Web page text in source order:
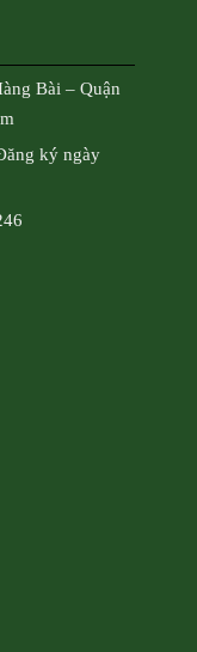
Bài – Quận
ký ngày